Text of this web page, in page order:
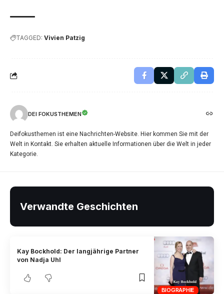
TAGGED: Vivien Patzig
DEI FOKUSTHEMEN
Deifokusthemen ist eine Nachrichten-Website. Hier kommen Sie mit der
Welt in Kontakt. Sie erhalten aktuelle Informationen über die Welt in jeder
Kategorie.
Verwandte Geschichten
BIOGRAPHIE
Kay Bockhold: Der langjährige Partner
von Nadja Uhl